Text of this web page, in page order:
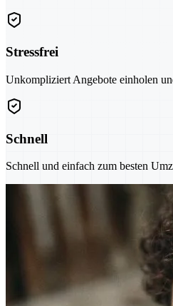
Stressfrei
Unkompliziert Angebote einholen
Schnell
Schnell und einfach zum besten